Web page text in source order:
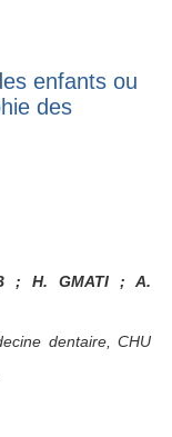
enfants ou
des
; H. GMATI
; A.
dentaire, CHU